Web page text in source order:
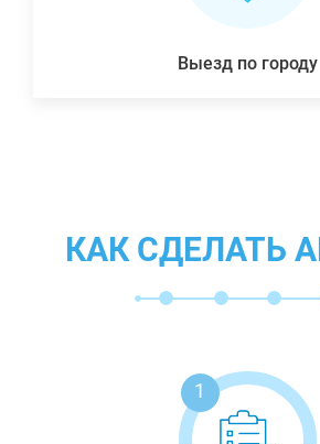
Выезд по городу
КАК СДЕЛАТЬ
1